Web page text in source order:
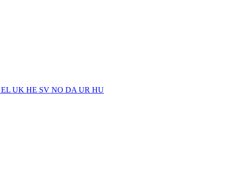
EL UK HE SV NO DA UR HU